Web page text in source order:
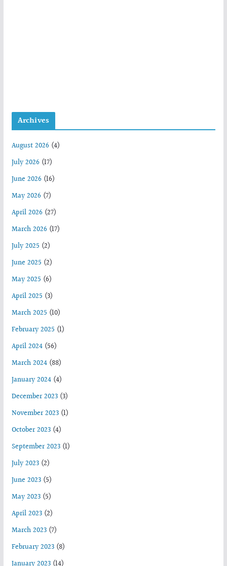
Archives
August 2026(4)
July 2026(17)
June 2026(16)
May 2026(7)
April 2026(27)
March 2026(17)
July 2025 (2)
June 2025 (2)
May 2025 (6)
April 2025 (3)
March 2025 (10)
February 2025 (1)
April 2024(56)
March 2024(88)
January 2024(4)
December 2023(3)
November 2023(1)
October 2023(4)
September 2023(1)
July 2023(2)
June 2023(5)
May 2023(5)
April 2023(2)
March 2023(7)
February 2023(8)